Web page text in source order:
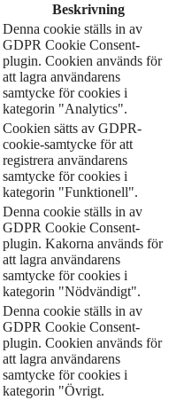
Beskrivning
Denna cookie ställs in av
GDPR Cookie Consent-
plugin. Cookien används för
att lagra användarens
samtycke för cookies i
kategorin "Analytics".
Cookien sätts av GDPR-
cookie-samtycke för att
registrera användarens
samtycke för cookies i
kategorin "Funktionell".
Denna cookie ställs in av
GDPR Cookie Consent-
plugin. Kakorna används för
att lagra användarens
samtycke för cookies i
kategorin "Nödvändigt".
Denna cookie ställs in av
GDPR Cookie Consent-
plugin. Cookien används för
att lagra användarens
samtycke för cookies i
kategorin "Övrigt.